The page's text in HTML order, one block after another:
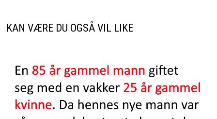
KAN VÆRE DU OGSÅ VIL LIKE